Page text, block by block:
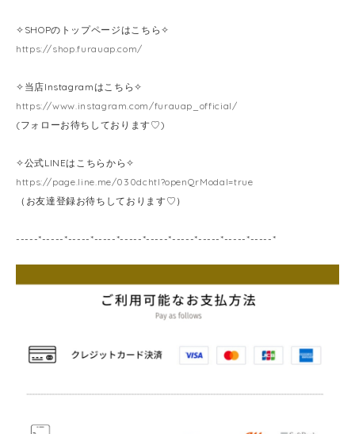
✧SHOPのトップページはこちら✧
https://shop.furauap.com/
✧当店Instagramはこちら✧
https://www.instagram.com/furauap_official/
(フォローお待ちしております♡)
✧公式LINEはこちらから✧
https://page.line.me/030dchtl?openQrModal=true
（お友達登録お待ちしております♡）
-----*-----*-----*-----*-----*-----*-----*-----*-----*-----*